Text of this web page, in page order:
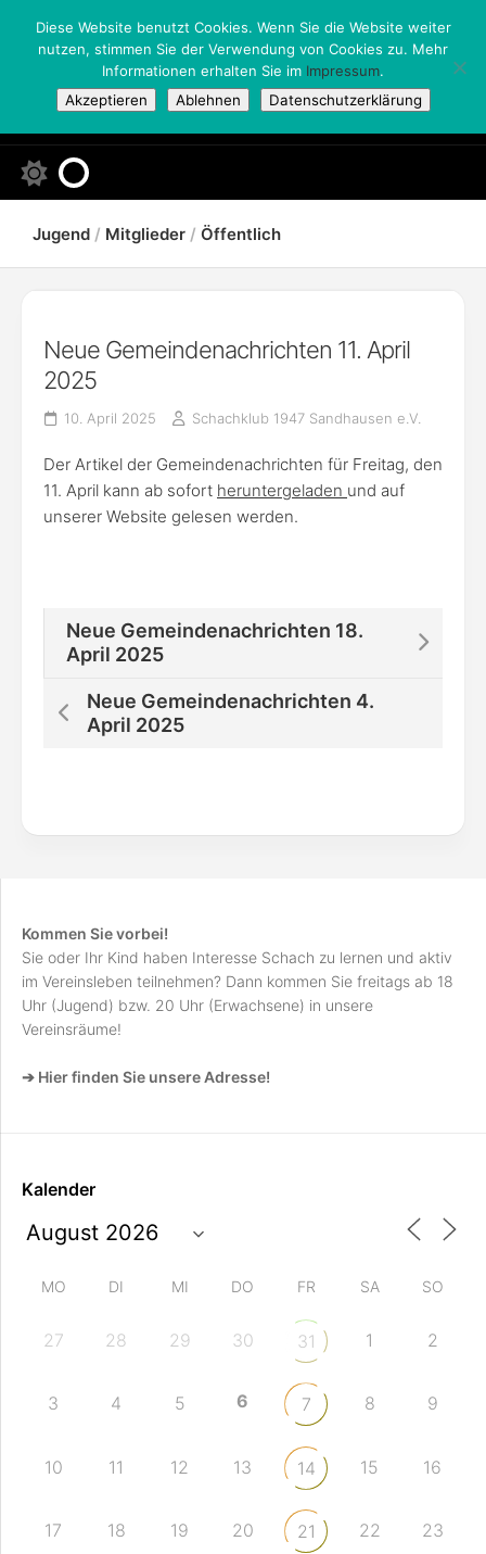
content
Jugend / Mitglieder / Öffentlich
Neue Gemeindenachrichten 11. April
2025
10. April 2025 Schachklub 1947 Sandhausen e.V.
Der Artikel der Gemeindenachrichten für Freitag, den
11. April kann ab sofort heruntergeladen und auf
unserer Website gelesen werden.
Neue Gemeindenachrichten 18.
April 2025
Neue Gemeindenachrichten 4.
April 2025
Kommen Sie vorbei!
Sie oder Ihr Kind haben Interesse Schach zu lernen und aktiv
im Vereinsleben teilnehmen? Dann kommen Sie freitags ab 18
Uhr (Jugend) bzw. 20 Uhr (Erwachsene) in unsere
Vereinsräume!
➔ Hier finden Sie unsere Adresse!
Kalender
MO DI MI DO FR SA SO
27 28 29 30 31 1 2
3 4 5 6 7 8 9
10 11 12 13 14 15 16
17 18 19 20 21 22 23
Diese Website benutzt Cookies. Wenn Sie die Website weiter
nutzen, stimmen Sie der Verwendung von Cookies zu. Mehr
Informationen erhalten Sie im Impressum.
Akzeptieren
Ablehnen Datenschutzerklärung